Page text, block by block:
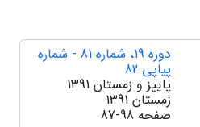
دوره 19، شماره 81 - شماره
پیاپی 82
پاییز و زمستان 1391
زمستان 1391
صفحه 87-98